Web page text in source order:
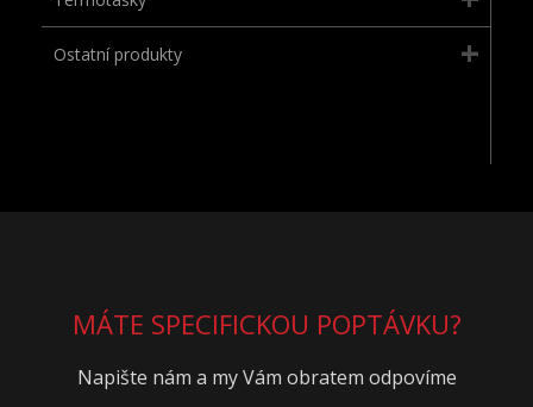
Ostatní produkty
MÁTE SPECIFICKOU POPTÁVKU?
Napište nám a my Vám obratem odpovíme